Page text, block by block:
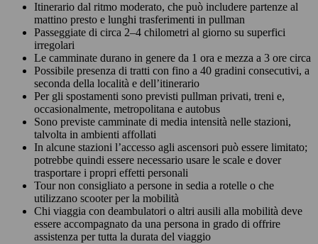
Itinerario dal ritmo moderato, che può includere partenze al
mattino presto e lunghi trasferimenti in pullman
Passeggiate di circa 2–4 chilometri al giorno su superfici
irregolari
Le camminate durano in genere da 1 ora e mezza a 3 ore circa
Possibile presenza di tratti con fino a 40 gradini consecutivi, a
seconda della località e dell’itinerario
Per gli spostamenti sono previsti pullman privati, treni e,
occasionalmente, metropolitana e autobus
Sono previste camminate di media intensità nelle stazioni,
talvolta in ambienti affollati
In alcune stazioni l’accesso agli ascensori può essere limitato;
potrebbe quindi essere necessario usare le scale e dover
trasportare i propri effetti personali
Tour non consigliato a persone in sedia a rotelle o che
utilizzano scooter per la mobilità
Chi viaggia con deambulatori o altri ausili alla mobilità deve
essere accompagnato da una persona in grado di offrire
assistenza per tutta la durata del viaggio